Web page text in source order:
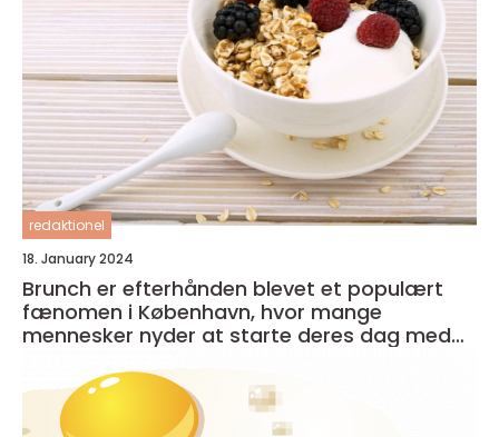
redaktionel
18. January 2024
Brunch er efterhånden blevet et populært
fænomen i København, hvor mange
mennesker nyder at starte deres dag med